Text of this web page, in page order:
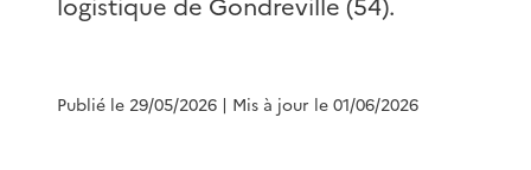
Publié le 29/05/2026 | Mis à jour le 01/06/2026